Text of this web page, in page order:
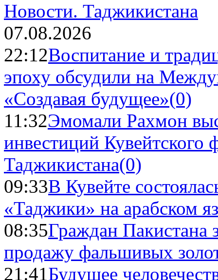
Новости. Таджикистана
07.08.2026
22:12Воспитание и
эпоху обсудили на
«Создавая будущее»(0)
11:32Эмомали Рахмон
инвестиций Кувейтского
Таджикистана(0)
09:33В Кувейте
«Таджики» на арабском
08:35Граждан Пакистана
продажу фальшивых
21:41Будущее